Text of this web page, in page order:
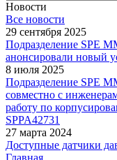
Новости
Все новости
29 сентября 2025
Подразделение SPE
анонсировали новый
8 июля 2025
Подразделение SPE
совместно с
работу по
SPPA42731
27 марта 2024
Доступные датчики
Главная